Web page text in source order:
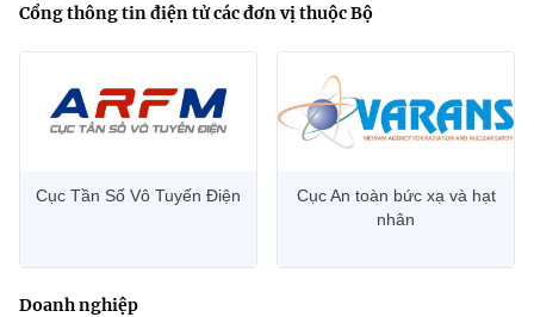
Cổng thông tin điện tử các đơn vị thuộc Bộ
Cục Tần Số Vô Tuyến Điện
Cục An toàn bức xạ và hạt
nhân
Doanh nghiệp